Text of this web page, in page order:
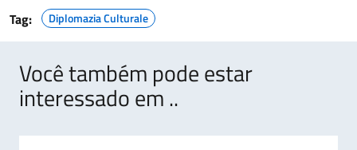
Tag: Diplomazia Culturale
Você também pode estar
interessado em ..